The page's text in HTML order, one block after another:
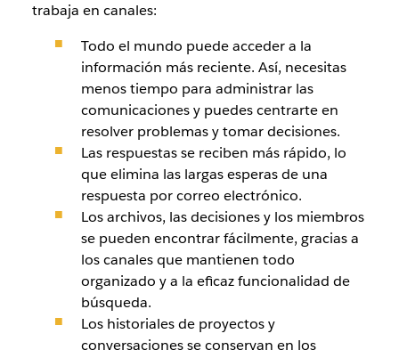
trabaja en canales:
Todo el mundo puede acceder a la
información más reciente. Así, necesitas
menos tiempo para administrar las
comunicaciones y puedes centrarte en
resolver problemas y tomar decisiones.
Las respuestas se reciben más rápido, lo
que elimina las largas esperas de una
respuesta por correo electrónico.
Los archivos, las decisiones y los miembros
se pueden encontrar fácilmente, gracias a
los canales que mantienen todo
organizado y a la eficaz funcionalidad de
búsqueda.
Los historiales de proyectos y
conversaciones se conservan en los